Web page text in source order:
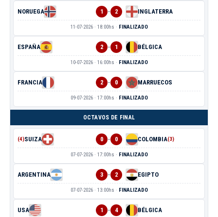
NORUEGA 1 - 2 INGLATERRA
11-07-2026 · 18:00hs · FINALIZADO
ESPAÑA 2 - 1 BÉLGICA
10-07-2026 · 16:00hs · FINALIZADO
FRANCIA 2 - 0 MARRUECOS
09-07-2026 · 17:00hs · FINALIZADO
OCTAVOS DE FINAL
SUIZA
(4) 0 - 0 COLOMBIA(3)
07-07-2026 · 17:00hs · FINALIZADO
ARGENTINA 3 - 2 EGIPTO
07-07-2026 · 13:00hs · FINALIZADO
USA 1 - 4 BÉLGICA